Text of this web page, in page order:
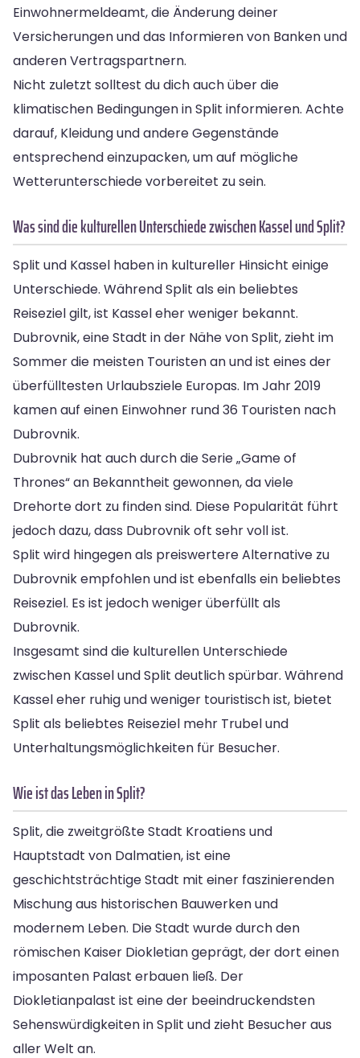
Einwohnermeldeamt, die Änderung deiner
Versicherungen und das Informieren von Banken und
anderen Vertragspartnern.
Nicht zuletzt solltest du dich auch über die
klimatischen Bedingungen in Split informieren. Achte
darauf, Kleidung und andere Gegenstände
entsprechend einzupacken, um auf mögliche
Wetterunterschiede vorbereitet zu sein.
Was sind die kulturellen Unterschiede zwischen Kassel und Split?
Split und Kassel haben in kultureller Hinsicht einige
Unterschiede. Während Split als ein beliebtes
Reiseziel gilt, ist Kassel eher weniger bekannt.
Dubrovnik, eine Stadt in der Nähe von Split, zieht im
Sommer die meisten Touristen an und ist eines der
überfülltesten Urlaubsziele Europas. Im Jahr 2019
kamen auf einen Einwohner rund 36 Touristen nach
Dubrovnik.
Dubrovnik hat auch durch die Serie „Game of
Thrones“ an Bekanntheit gewonnen, da viele
Drehorte dort zu finden sind. Diese Popularität führt
jedoch dazu, dass Dubrovnik oft sehr voll ist.
Split wird hingegen als preiswertere Alternative zu
Dubrovnik empfohlen und ist ebenfalls ein beliebtes
Reiseziel. Es ist jedoch weniger überfüllt als
Dubrovnik.
Insgesamt sind die kulturellen Unterschiede
zwischen Kassel und Split deutlich spürbar. Während
Kassel eher ruhig und weniger touristisch ist, bietet
Split als beliebtes Reiseziel mehr Trubel und
Unterhaltungsmöglichkeiten für Besucher.
Wie ist das Leben in Split?
Split, die zweitgrößte Stadt Kroatiens und
Hauptstadt von Dalmatien, ist eine
geschichtsträchtige Stadt mit einer faszinierenden
Mischung aus historischen Bauwerken und
modernem Leben. Die Stadt wurde durch den
römischen Kaiser Diokletian geprägt, der dort einen
imposanten Palast erbauen ließ. Der
Diokletianpalast ist eine der beeindruckendsten
Sehenswürdigkeiten in Split und zieht Besucher aus
aller Welt an.